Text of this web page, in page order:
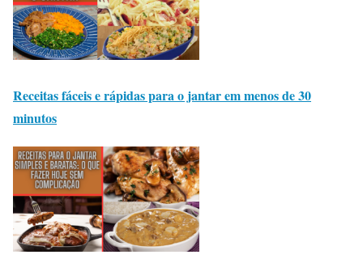
Receitas fáceis e rápidas para o jantar em menos de 30
minutos